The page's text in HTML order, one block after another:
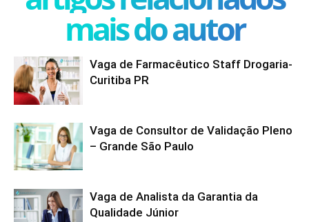
mais do autor
Vaga de Farmacêutico Staff Drogaria-
Curitiba PR
Vaga de Consultor de Validação Pleno
– Grande São Paulo
Vaga de Analista da Garantia da
Qualidade Júnior